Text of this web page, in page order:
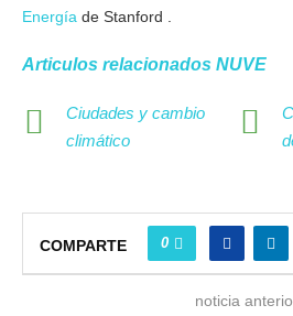
Energía de Stanford .
Correo
ANDREW
Articulos relacionados NUVE
Ciudades y cambio
climático
COMPARTE 0
noticia